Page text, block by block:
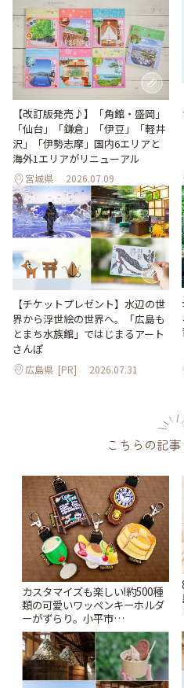
【改訂版発売♪】「角館・盛岡」
「仙台」「鎌倉」「伊豆」「軽井
沢」「伊勢志摩」国内6エリアと
海外1エリアがリニューアル
宮城県 2026.07.09
【チケットプレゼント】水辺の世
界から浮世絵の世界へ。「広島も
とまち水族館」ではじまるアート
さんぽ
広島県 [PR] 2026.07.31
こちらの記
カスタマイズも楽しい!約500種
類の可愛いワッペンキーホルダ
ーがずらり。小平市
「Kimamaya T&K」 | ことりっ
ぷ